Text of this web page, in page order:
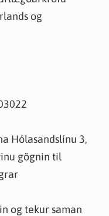
og
Hólasandslínu 3,
gögnin til
og tekur saman